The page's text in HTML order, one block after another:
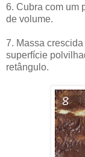
6. Cubra com um
de volume.
7. Massa
superfície
retângulo.